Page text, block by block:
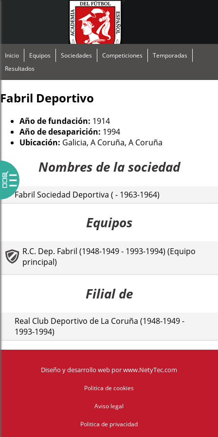
Inicio Equipos Sociedades Competiciones
Temporadas
Resultados
Fabril Deportivo
Año de fundación: 1914
Año de desaparición: 1994
Ubicación: Galicia, A Coruña, A Coruña
Nombres de la sociedad
Fabril Sociedad Deportiva ( - 1963-1964)
Equipos
R.C. Dep. Fabril (1948-1949 - 1993-1994) (Equipo
principal)
Filial de
Real Club Deportivo de La Coruña (1948-1949 -
1993-1994)
Diseño y desarrollo web porwww.NetyTec.com
Politica de cookies
Aviso legal
Politica de privacidad